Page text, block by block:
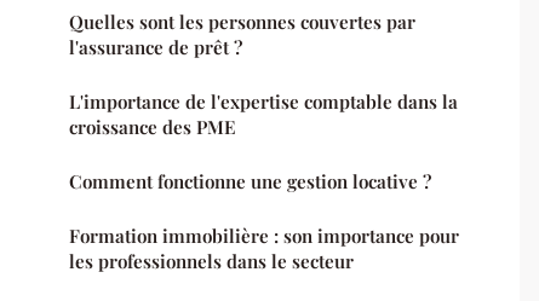
Quelles sont les personnes couvertes par
l'assurance de prêt ?
L'importance de l'expertise comptable dans la
croissance des PME
Comment fonctionne une gestion locative ?
Formation immobilière : son importance pour
les professionnels dans le secteur